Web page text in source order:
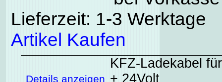
Lieferzeit: 1-3 Werktage
Artikel Kaufen
Details anzeigen
KFZ-Ladekabel
+ 24Volt